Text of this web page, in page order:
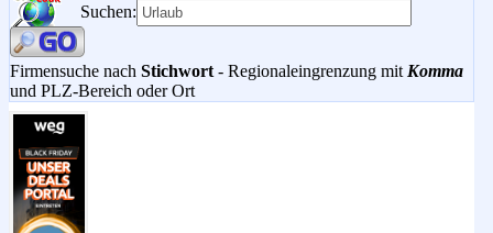
Suchen:
Firmensuche nach Stichwort - Regionaleingrenzung mit Komma
und PLZ-Bereich oder Ort